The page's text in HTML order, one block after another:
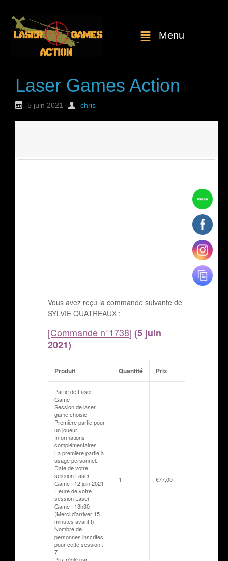
Menu
Laser Games Action
5 juin 2021 chris
Vous avez reçu la commande suivante de
SYLVIE QUATREAUX :
[Commande n°1738] (5 juin
2021)
Produit Quantité Prix
Partie de Laser
Game
Session de laser
game choisie
Première partie pour
un joueur.
Informations
complémentaires :
La première partie à
usage personnel.
Date de votre
session Laser
Game : 12 juin 2021
Heure de votre
session Laser
Game : 13h30
(Merci d’arriver 15
minutes avant !)
Nombre de
personnes inscrites
pour cette session :
7
1 €77,00